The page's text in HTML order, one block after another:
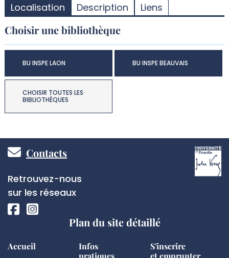
Localisation Description Liens
Choisir une bibliothèque
BU INSPE LAON BU INSPE BEAUVAIS
CHOISIR TOUTES LES
BIBLIOTHÈQUES
Pied
de
page
Contacts
Réseaux
sociaux
Retrouvez-nous
sur les réseaux
Plan du site détaillé
Accueil
Infos
pratiques
S'inscrire
et emprunter